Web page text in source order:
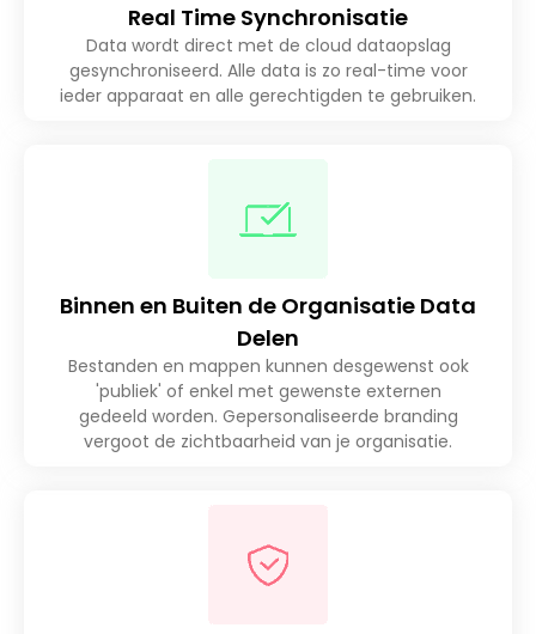
Real Time Synchronisatie
Data wordt direct met de cloud dataopslag
gesynchroniseerd. Alle data is zo real-time voor
ieder apparaat en alle gerechtigden te gebruiken.
Binnen en Buiten de Organisatie Data
Delen
Bestanden en mappen kunnen desgewenst ook
'publiek' of enkel met gewenste externen
gedeeld worden. Gepersonaliseerde branding
vergoot de zichtbaarheid van je organisatie.